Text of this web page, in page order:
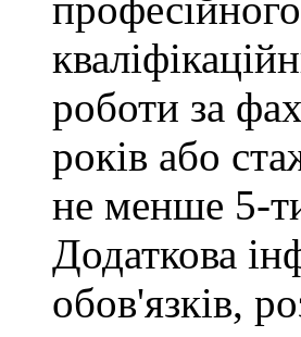
роботи за
років або
не менше 5-
Додаткова
обов'язків,